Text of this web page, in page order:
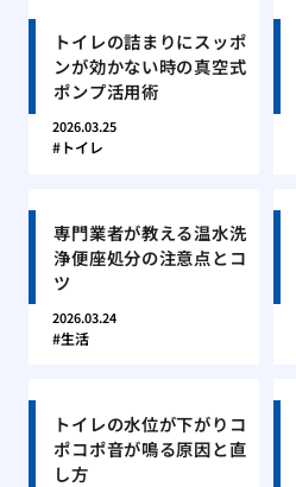
トイレの詰まりにスッポ
ンが効かない時の真空式
ポンプ活用術
2026.03.25
トイレ
専門業者が教える温水洗
浄便座処分の注意点とコ
ツ
2026.03.24
生活
トイレの水位が下がりコ
ポコポ音が鳴る原因と直
し方